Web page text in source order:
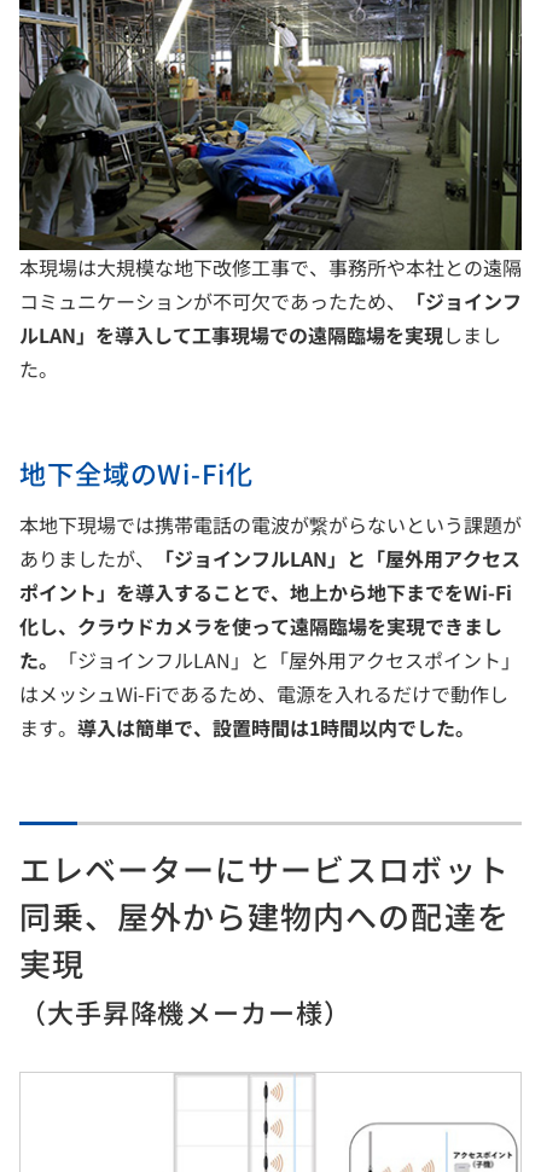
本現場は大規模な地下改修工事で、事務所や本社との遠隔
コミュニケーションが不可欠であったため、
「ジョインフ
ルLAN」を導入して工事現場での遠隔臨場を実現しまし
た。
地下全域のWi-Fi化
本地下現場では携帯電話の電波が繋がらないという課題が
ありましたが、
「ジョインフルLAN」と「屋外用アクセス
ポイント」を導入することで、地上から地下までをWi-Fi
化し、クラウドカメラを使って遠隔臨場を実現できまし
た。
「ジョインフルLAN」と「屋外用アクセスポイント」
はメッシュWi-Fiであるため、電源を入れるだけで動作し
ます。 導入は簡単で、設置時間は1時間以内でした。
エレベーターにサービスロボット
同乗、屋外から建物内への配達を
実現
（大手昇降機メーカー様）